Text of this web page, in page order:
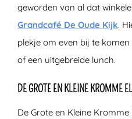
geworden van al dat
Grandcafé De Oude Kijk.
plekje om even bij te
of een uitgebreide lunch.
DE GROTE EN KLEINE KROMME
De Grote en Kleine